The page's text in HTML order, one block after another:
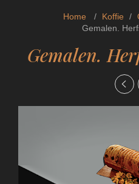
Home / Koffie /
Gemalen.
Gemalen.